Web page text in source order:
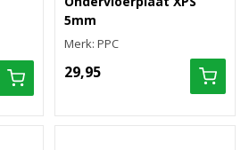
5mm
Merk: PPC
29,95